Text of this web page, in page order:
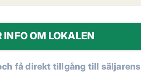
INFO OM LOKALEN
få direkt tillgång till